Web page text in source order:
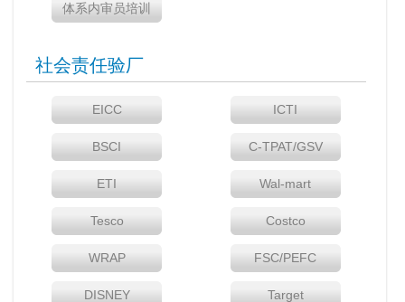
体系内审员培训
社会责任验厂
EICC ICTI
BSCI C-TPAT/GSV
ETI Wal-mart
Tesco Costco
WRAP FSC/PEFC
DISNEY Target